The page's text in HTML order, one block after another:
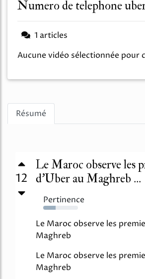
numero de telephone
1 articles
Aucune vidéo sélectionnée pour
Résumé
12
Le Maroc observe les
d’Uber au Maghreb ...
Pertinence
35%
Le Maroc observe les
Maghreb
Le Maroc observe les
Maghreb